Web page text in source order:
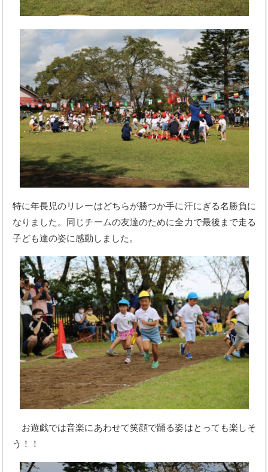
特に年長児のリレーはどちらが勝つか手に汗にぎる名勝負に
なりました。同じチームの友達のために全力で最後まで走る
子ども達の姿に感動しました。
お遊戯では音楽にあわせて笑顔で踊る姿はとっても楽しそ
う！！